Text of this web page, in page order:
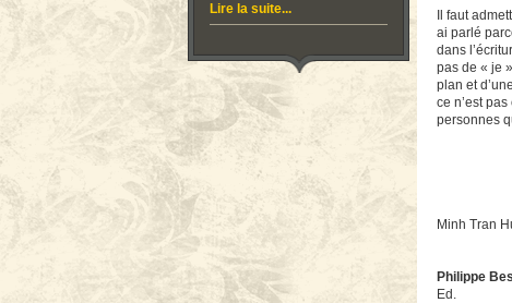
Lire la suite...
Il faut
ai parlé
dans
pas de « je
plan et
ce n’est
personnes
Minh Tran
Philippe
Ed.